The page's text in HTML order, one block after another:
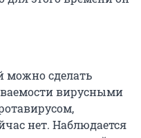
можно сделать
вирусными
нет. Наблюдается